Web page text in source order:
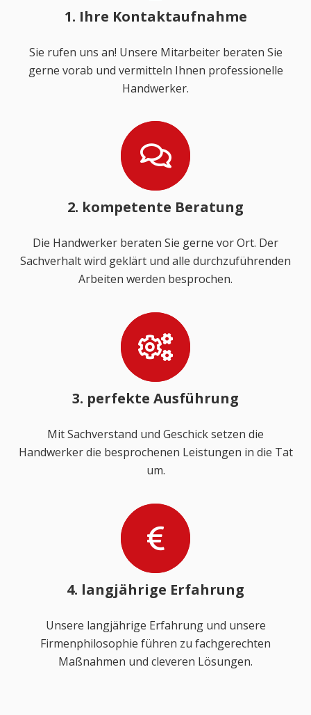
1. Ihre Kontaktaufnahme
Sie rufen uns an! Unsere Mitarbeiter beraten Sie
gerne vorab und vermitteln Ihnen professionelle
Handwerker.
2. kompetente Beratung
Die Handwerker beraten Sie gerne vor Ort. Der
Sachverhalt wird geklärt und alle durchzuführenden
Arbeiten werden besprochen.
3. perfekte Ausführung
Mit Sachverstand und Geschick setzen die
Handwerker die besprochenen Leistungen in die Tat
um.
4. langjährige Erfahrung
Unsere langjährige Erfahrung und unsere
Firmenphilosophie führen zu fachgerechten
Maßnahmen und cleveren Lösungen.